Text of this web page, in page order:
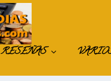
RESEÑAS